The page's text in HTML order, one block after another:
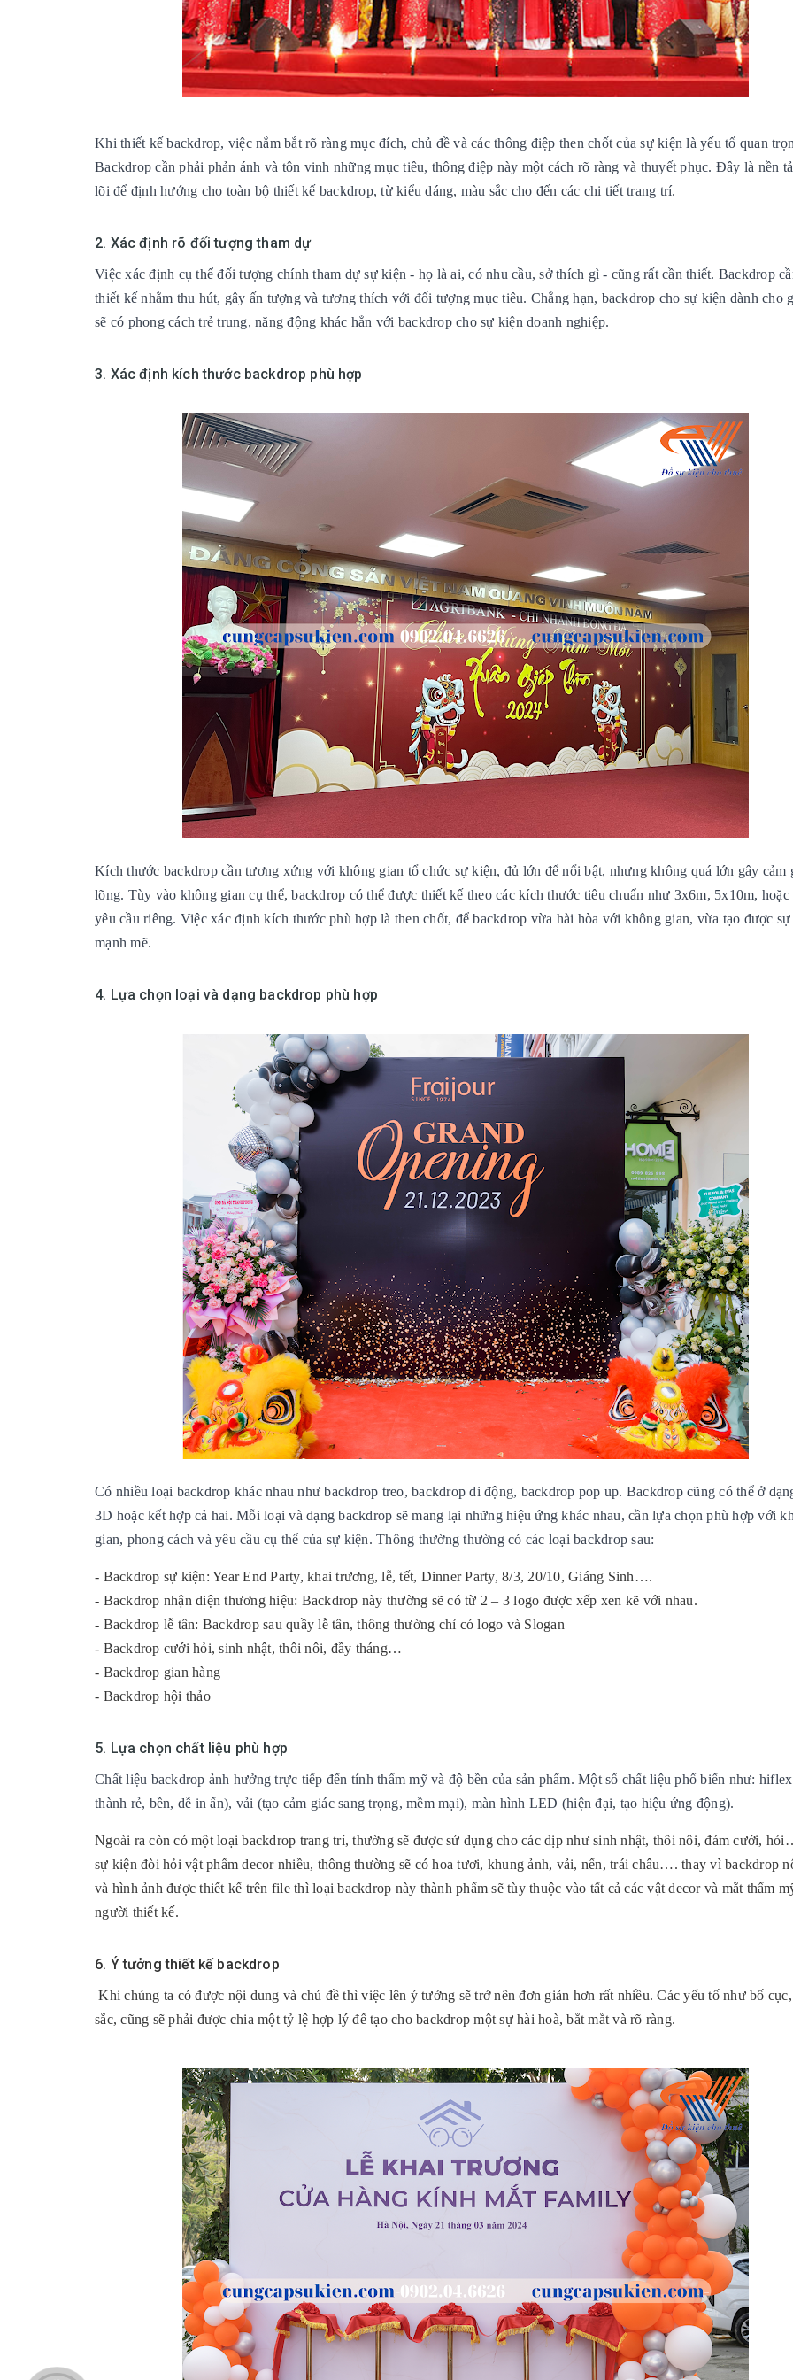
Khi thiết kế backdrop, việc nắm bắt rõ ràng mục đích, chủ đề và các thông điệp then chốt của sự kiện là yếu tố quan
Backdrop cần phải phản ánh và tôn vinh những mục tiêu, thông điệp này một cách rõ ràng và thuyết phục. Đây là nền
lõi để định hướng cho toàn bộ thiết kế backdrop, từ kiểu dáng, màu sắc cho đến các chi tiết trang trí.
2. Xác định rõ đối tượng tham dự
Việc xác định cụ thể đối tượng chính tham dự sự kiện - họ là ai, có nhu cầu, sở thích gì - cũng rất cần thiết. Backdrop
thiết kế nhằm thu hút, gây ấn tượng và tương thích với đối tượng mục tiêu. Chẳng hạn, backdrop cho sự kiện dành cho
sẽ có phong cách trẻ trung, năng động khác hẳn với backdrop cho sự kiện doanh nghiệp.
3. Xác định kích thước backdrop phù hợp
Kích thước backdrop cần tương xứng với không gian tổ chức sự kiện, đủ lớn để nổi bật, nhưng không quá lớn gây cảm
lõng. Tùy vào không gian cụ thể, backdrop có thể được thiết kế theo các kích thước tiêu chuẩn như 3x6m, 5x10m, hoặc
yêu cầu riêng. Việc xác định kích thước phù hợp là then chốt, để backdrop vừa hài hòa với không gian, vừa tạo được
mạnh mẽ.
4. Lựa chọn loại và dạng backdrop phù hợp
Có nhiều loại backdrop khác nhau như backdrop treo, backdrop di động, backdrop pop up. Backdrop cũng có thể ở
3D hoặc kết hợp cả hai. Mỗi loại và dạng backdrop sẽ mang lại những hiệu ứng khác nhau, cần lựa chọn phù hợp với
gian, phong cách và yêu cầu cụ thể của sự kiện. Thông thường thường có các loại backdrop sau:
- Backdrop sự kiện: Year End Party, khai trương, lễ, tết, Dinner Party, 8/3, 20/10, Giáng Sinh….
- Backdrop nhận diện thương hiệu: Backdrop này thường sẽ có từ 2 – 3 logo được xếp xen kẽ với nhau.
- Backdrop lễ tân: Backdrop sau quầy lễ tân, thông thường chỉ có logo và Slogan
- Backdrop cưới hỏi, sinh nhật, thôi nôi, đầy tháng…
- Backdrop gian hàng
- Backdrop hội thảo
5. Lựa chọn chất liệu phù hợp
Chất liệu backdrop ảnh hưởng trực tiếp đến tính thẩm mỹ và độ bền của sản phẩm. Một số chất liệu phổ biến như:
thành rẻ, bền, dễ in ấn), vải (tạo cảm giác sang trọng, mềm mại), màn hình LED (hiện đại, tạo hiệu ứng động).
Ngoài ra còn có một loại backdrop trang trí, thường sẽ được sử dụng cho các dịp như sinh nhật, thôi nôi, đám cưới,
sự kiện đòi hỏi vật phẩm decor nhiều, thông thường sẽ có hoa tươi, khung ảnh, vải, nến, trái châu…. thay vì backdrop
và hình ảnh được thiết kế trên file thì loại backdrop này thành phẩm sẽ tùy thuộc vào tất cả các vật decor và mắt thẩm
người thiết kế.
6. Ý tưởng thiết kế backdrop
Khi chúng ta có được nội dung và chủ đề thì việc lên ý tưởng sẽ trở nên đơn giản hơn rất nhiều.Các yếu tố như bố
sắc, cũng sẽ phải được chia một tỷ lệ hợp lý để tạo cho backdrop một sự hài hoà, bắt mắt và rõ ràng.